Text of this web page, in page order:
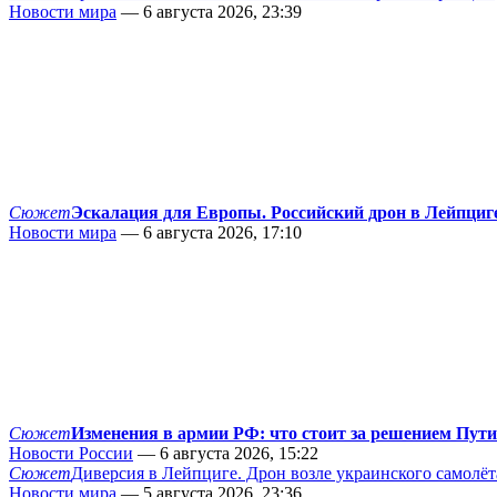
Новости мира — 6 августа 2026, 23:39
СюжетЭскалация для Европы. Российский дрон в
Новости мира — 6 августа 2026, 17:10
СюжетИзменения в армии РФ: что стоит за решением
Новости России — 6 августа 2026, 15:22
СюжетДиверсия в Лейпциге. Дрон возле украинского